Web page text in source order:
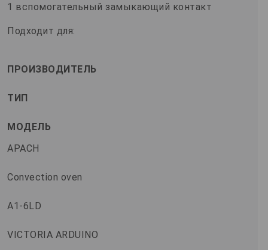
1 вспомогательный замыкающий контакт
Подходит для:
ПРОИЗВОДИТЕЛЬ
ТИП
МОДЕЛЬ
APACH
Convection oven
A1-6LD
VICTORIA ARDUINO